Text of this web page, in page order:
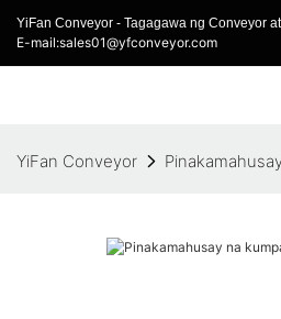
YiFan Conveyor - Tagagawa ng Conveyor
E-mail:sales01@yfconveyor.com
YiFan Conveyor